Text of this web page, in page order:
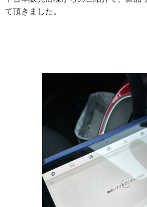
て頂きました。